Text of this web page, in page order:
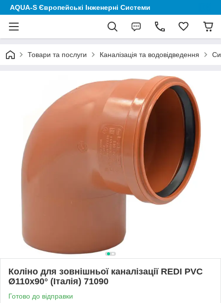
AQUA-S Європейські Інженерні Системи
Товари та послуги Каналізація та водовідведення
Коліно для зовнішньої каналізації REDI PVC
Ø110х90° (Італія) 71090
Готово до відправки